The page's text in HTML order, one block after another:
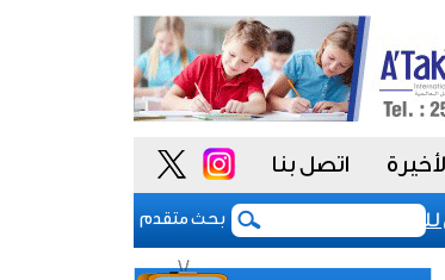
اتصل بنا
بحث متقدم
للموظفين: موظفو الكويت سطروا ملحمة وطنية